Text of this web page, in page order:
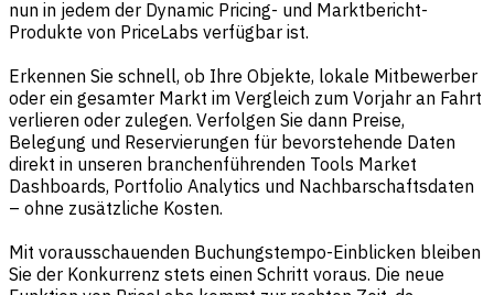
nun in jedem der Dynamic Pricing- und Marktbericht-
Produkte von PriceLabs verfügbar ist.
Erkennen Sie schnell, ob Ihre Objekte, lokale Mitbewerber
oder ein gesamter Markt im Vergleich zum Vorjahr an Fahrt
verlieren oder zulegen. Verfolgen Sie dann Preise,
Belegung und Reservierungen für bevorstehende Daten
direkt in unseren branchenführenden Tools Market
Dashboards, Portfolio Analytics und Nachbarschaftsdaten
– ohne zusätzliche Kosten.
Mit vorausschauenden Buchungstempo-Einblicken bleiben
Sie der Konkurrenz stets einen Schritt voraus. Die neue